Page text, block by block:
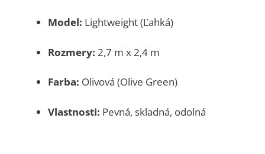
Model: Lightweight (Ľahká)
Rozmery: 2,7 m x 2,4 m
Farba: Olivová (Olive Green)
Vlastnosti: Pevná, skladná, odolná